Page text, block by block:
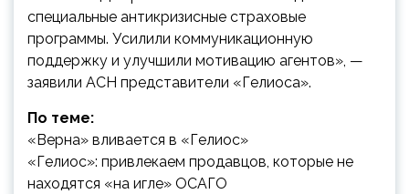
специальные антикризисные страховые
программы. Усилили коммуникационную
поддержку и улучшили мотивацию агентов», —
заявили АСН представители «Гелиоса».
По теме:
«Верна» вливается в «Гелиос»
«Гелиос»: привлекаем продавцов, которые не
находятся «на игле» ОСАГО